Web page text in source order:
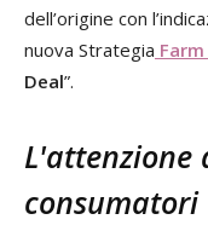
dell’origine con
nuova Strategia
Deal”.
L'attenzione
consumatori